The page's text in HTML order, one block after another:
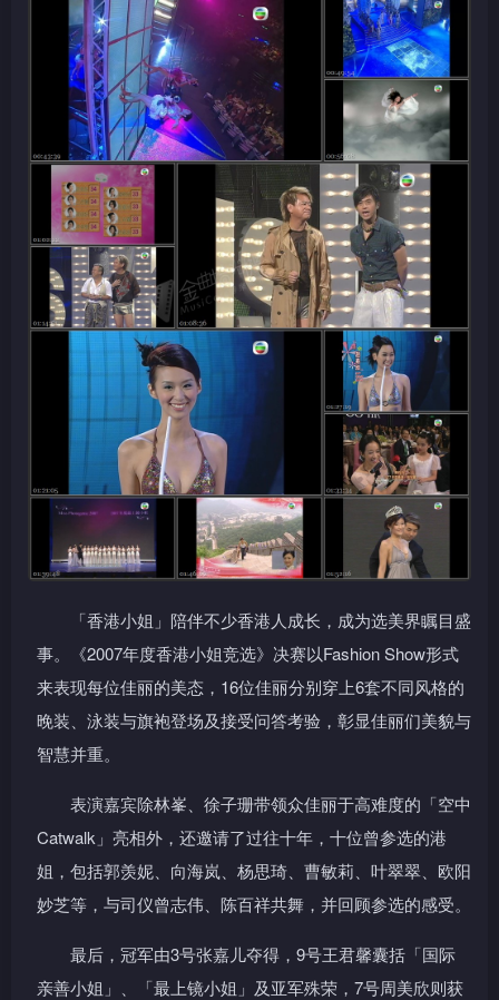
「香港小姐」陪伴不少香港人成长，成为选美界瞩目盛
事。《2007年度香港小姐竞选》决赛以Fashion Show形式
来表现每位佳丽的美态，16位佳丽分别穿上6套不同风格的
晚装、泳装与旗袍登场及接受问答考验，彰显佳丽们美貌与
智慧并重。
表演嘉宾除林峯、徐子珊带领众佳丽于高难度的「空中
Catwalk」亮相外，还邀请了过往十年，十位曾参选的港
姐，包括郭羡妮、向海岚、杨思琦、曹敏莉、叶翠翠、欧阳
妙芝等，与司仪曾志伟、陈百祥共舞，并回顾参选的感受。
最后，冠军由3号张嘉儿夺得，9号王君馨囊括「国际
亲善小姐」、「最上镜小姐」及亚军殊荣，7号周美欣则获